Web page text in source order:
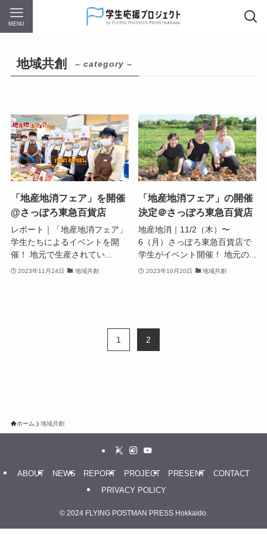
MENU
地域共創 – category –
「地産地消フェア」を開催
@さっぽろ東急百貨店
レポート｜「地産地消フェア」
学生たちによるイベントを開
催！ 地元で生産されてい...
2023年11月24日 地域共創
「地産地消フェア」の開催
決定＠さっぽろ東急百貨店
地産地消｜11/2（木）〜
6（月）さっぽろ東急百貨店で
学生がイベント開催！ 地元の...
2023年10月20日 地域共創
1 2
ホーム 地域共創
ABOUT NEWS REPORT PROJECT PRESENT
CONTACT
PRIVACY POLICY
©2024 FLYING POSTMAN PRESS Hokkaido.